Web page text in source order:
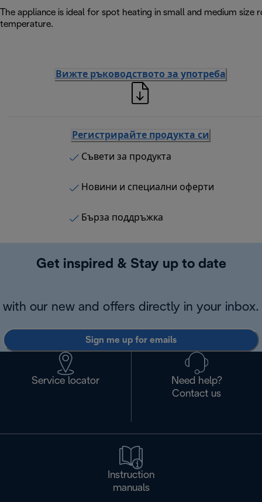
The appliance is ideal for spot heating in small and medium
temperature.
Вижте ръководството за употреба
Регистрирайте продукта си
Съвети за продукта
Новини и специални оферти
Бърза поддръжка
Get inspired & Stay up to date
with our new and offers directly in your inbox.
Sign me up for emails
Service locator
Need help?
Contact us
Instruction
manuals